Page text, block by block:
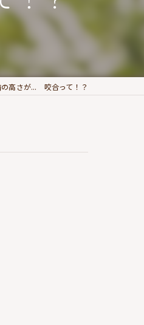
入れ歯
歯周病
虫歯
高さが... 咬合って！？